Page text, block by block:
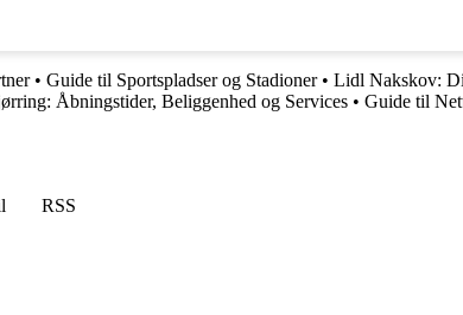
• Guide til Sportspladser og Stadioner• Lidl Nakskov:
Åbningstider, Beliggenhed og Services • Guide til
RSS